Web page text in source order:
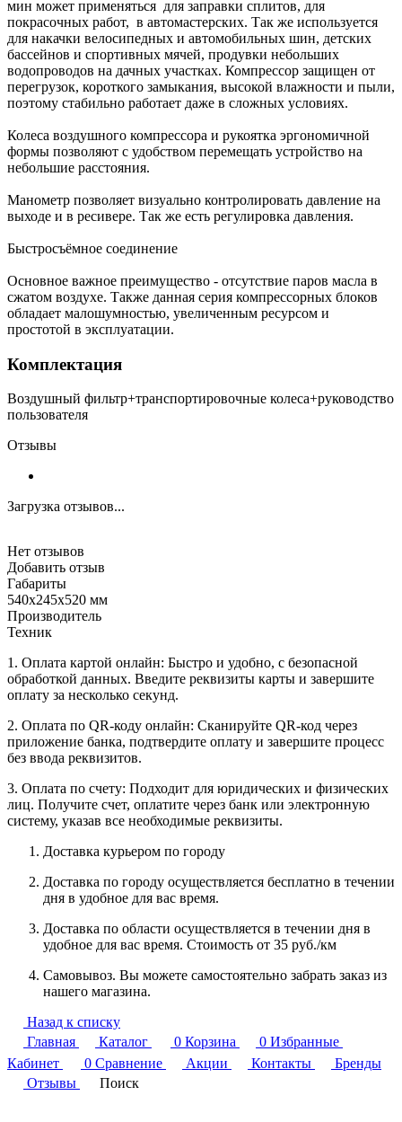
мин может применяться для заправки сплитов, для
покрасочных работ, в автомастерских. Так же используется
для накачки велосипедных и автомобильных шин, детских
бассейнов и спортивных мячей, продувки небольших
водопроводов на дачных участках. Компрессор защищен от
перегрузок, короткого замыкания, высокой влажности и пыли,
поэтому стабильно работает даже в сложных условиях.
Колеса воздушного компрессора и рукоятка эргономичной
формы позволяют с удобством перемещать устройство на
небольшие расстояния.
Манометр позволяет визуально контролировать давление на
выходе и в ресивере. Так же есть регулировка давления.
Быстросъёмное соединение
Основное важное преимущество - отсутствие паров масла в
сжатом воздухе. Также данная серия компрессорных блоков
обладает малошумностью, увеличенным ресурсом и
простотой в эксплуатации.
Комплектация
Воздушный фильтр+транспортировочные колеса+руководство
пользователя
Отзывы
Загрузка отзывов...
Нет отзывов
Добавить отзыв
Габариты
540х245х520 мм
Производитель
Техник
1. Оплата картой онлайн: Быстро и удобно, с безопасной
обработкой данных. Введите реквизиты карты и завершите
оплату за несколько секунд.
2. Оплата по QR-коду онлайн: Сканируйте QR-код через
приложение банка, подтвердите оплату и завершите процесс
без ввода реквизитов.
3. Оплата по счету: Подходит для юридических и физических
лиц. Получите счет, оплатите через банк или электронную
систему, указав все необходимые реквизиты.
Доставка курьером по городу
Доставка по городу осуществляется бесплатно в течении
дня в удобное для вас время.
Доставка по области осуществляется в течении дня в
удобное для вас время. Стоимость от 35 руб./км
Самовывоз. Вы можете самостоятельно забрать заказ из
нашего магазина.
Назад к списку
Главная
Каталог 0 Корзина 0 Избранные
Кабинет
0 Сравнение Акции Контакты
Бренды
Отзывы
Поиск